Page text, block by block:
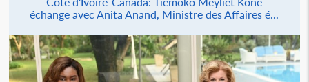
échange avec Anita Anand, Ministre des Affaires é...